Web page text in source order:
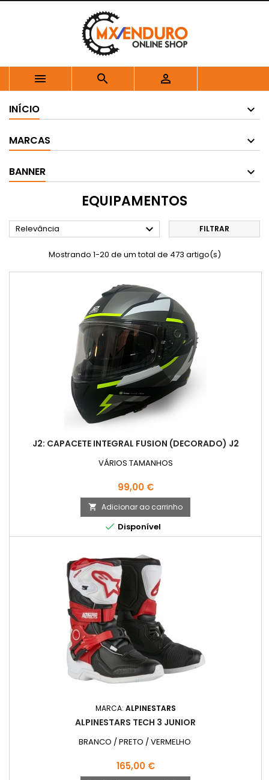
  
INÍCIO
MARCAS
BANNER
EQUIPAMENTOS
Relevância  FILTRAR
Mostrando 1-20 de um total de 473 artigo(s)
J2: CAPACETE INTEGRAL FUSION (DECORADO) J2
VÁRIOS TAMANHOS
Preço
99,00 €
 Adicionar ao carrinho
 Disponível
MARCA: ALPINESTARS
ALPINESTARS TECH 3 JUNIOR
BRANCO / PRETO / VERMELHO
Preço
165,00 €